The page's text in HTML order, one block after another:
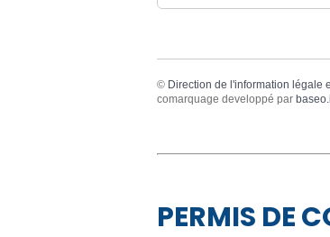
© Direction de l'information légale
comarquage developpé par
PERMIS DE